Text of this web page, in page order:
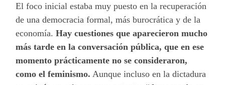
El foco inicial estaba muy puesto en la recuperación
de una democracia formal, más burocrática y de la
economía.Hay cuestiones que aparecieron mucho
más tarde en la conversación pública, que en ese
momento prácticamente no se consideraron,
como el feminismo. Aunque incluso en la dictadura